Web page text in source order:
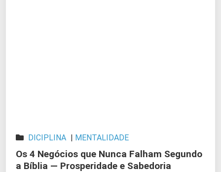
DICIPLINA | MENTALIDADE
Os 4 Negócios que Nunca Falham Segundo
a Bíblia — Prosperidade e Sabedoria